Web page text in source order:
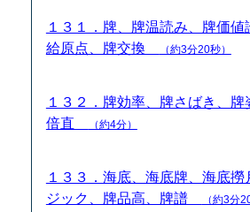
１３１．牌、牌温読み、牌価
給原点、牌交換
（約3分20秒）
１３２．牌効率、牌さばき、牌
倍直
（約4分）
１３３．海底、海底牌、海底
ジック、牌品高、牌譜
（約3分